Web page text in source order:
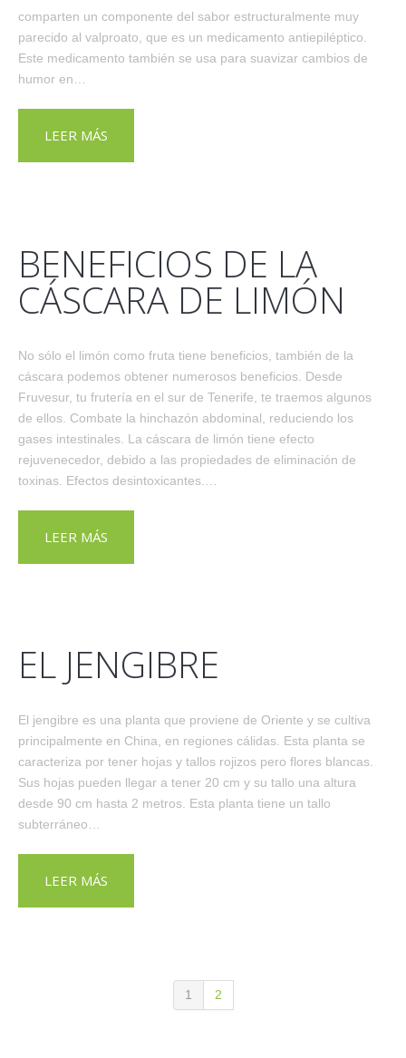
comparten un componente del sabor estructuralmente muy
parecido al valproato, que es un medicamento antiepiléptico.
Este medicamento también se usa para suavizar cambios de
humor en…
LEER MÁS
BENEFICIOS DE LA
CÁSCARA DE LIMÓN
No sólo el limón como fruta tiene beneficios, también de la
cáscara podemos obtener numerosos beneficios. Desde
Fruvesur, tu frutería en el sur de Tenerife, te traemos algunos
de ellos. Combate la hinchazón abdominal, reduciendo los
gases intestinales. La cáscara de limón tiene efecto
rejuvenecedor, debido a las propiedades de eliminación de
toxinas. Efectos desintoxicantes.…
LEER MÁS
EL JENGIBRE
El jengibre es una planta que proviene de Oriente y se cultiva
principalmente en China, en regiones cálidas. Esta planta se
caracteriza por tener hojas y tallos rojizos pero flores blancas.
Sus hojas pueden llegar a tener 20 cm y su tallo una altura
desde 90 cm hasta 2 metros. Esta planta tiene un tallo
subterráneo…
LEER MÁS
1 2